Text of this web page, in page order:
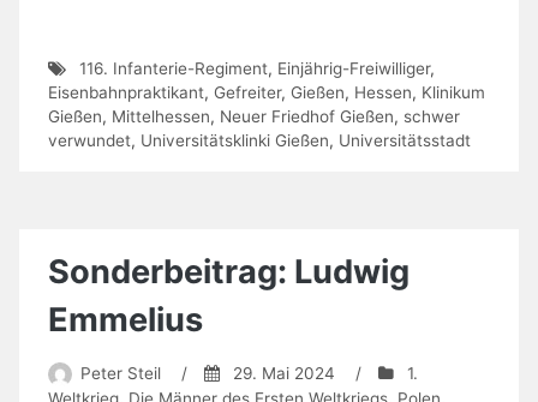
116. Infanterie-Regiment, Einjährig-Freiwilliger,
Eisenbahnpraktikant, Gefreiter, Gießen, Hessen, Klinikum
Gießen, Mittelhessen, Neuer Friedhof Gießen, schwer
verwundet, Universitätsklinki Gießen, Universitätsstadt
Sonderbeitrag: Ludwig
Emmelius
Peter Steil / 29. Mai 2024 /
1.